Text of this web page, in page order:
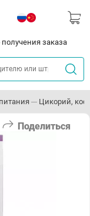
заказа
Цикорий,
Поделиться